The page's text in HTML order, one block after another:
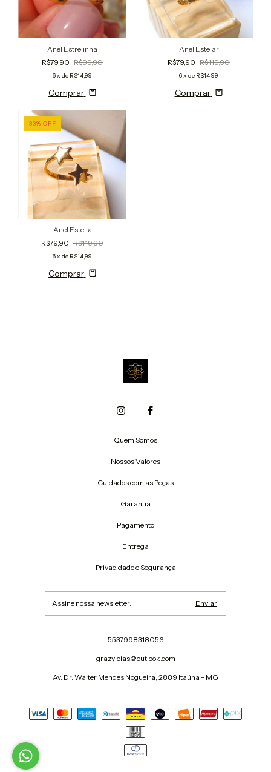
Anel Estrelinha
R$79,90 R$99,90
6x de R$14,99
Comprar
Anel Estelar
R$79,90 R$119,90
6x de R$14,99
Comprar
33% OFF
Anel Estella
R$79,90 R$119,90
6x de R$14,99
Comprar
Quem Somos
Nossos Valores
Cuidados com as Peças
Garantia
Pagamento
Entrega
Privacidade e Segurança
5537998318056
grazyjoias@outlook.com
Av. Dr. Walter Mendes Nogueira, 2889 Itaúna - MG